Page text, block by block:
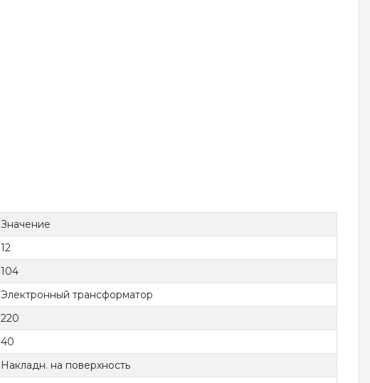
Значение
12
104
Электронный трансформатор
220
40
Накладн. на поверхность